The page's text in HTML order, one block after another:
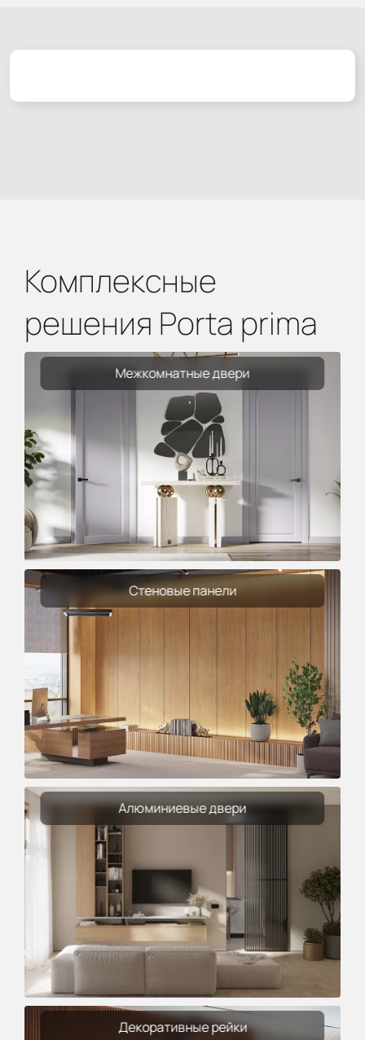
Комплексные
решения Porta prima
Межкомнатные двери
Стеновые панели
Алюминиевые двери
Декоративные рейки